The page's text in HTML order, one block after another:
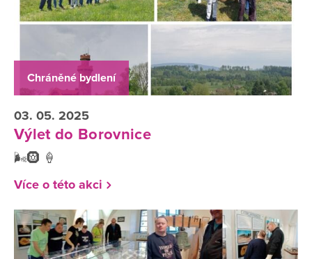
Chráněné bydlení
03. 05. 2025
Výlet do Borovnice
🌬️🛞 🍦
Více o této akci